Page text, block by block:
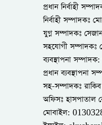
প্রধান নির্বাহী
নির্বাহী সম্পাদকঃ
যুগ্ন সম্পাদকঃ
সহযোগী সম্পাদকঃ
ব্যবস্থাপনা
প্রধান ব্যবস্থাপনা
সহ-সম্পাদকঃ
অফিসঃ হাসপাতাল
মোবাইল: